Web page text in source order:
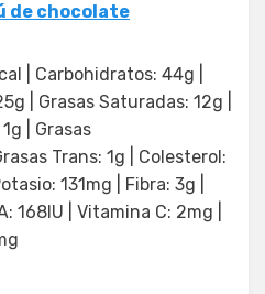
de chocolate
| Carbohidratos: 44g |
| Grasas Saturadas: 12g |
| Grasas
Trans: 1g | Colesterol:
131mg | Fibra: 3g |
168IU | Vitamina C: 2mg |